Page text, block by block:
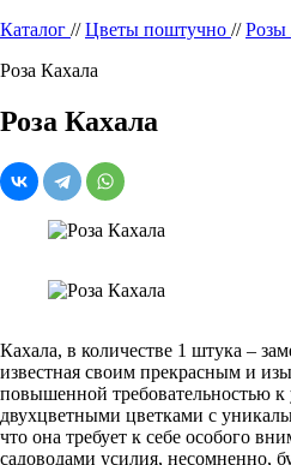
Каталог // Цветы поштучно // Розы
Роза Кахала
Роза Кахала
Кахала, в количестве 1 штука –
известная своим прекрасным и
повышенной требовательностью к
двухцветными цветками с
что она требует к себе особого
садоводами усилия, несомненно,